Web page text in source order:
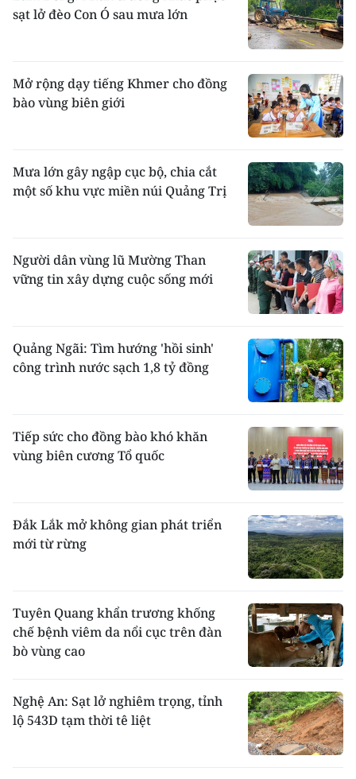
sạt lở đèo Con Ó sau mưa lớn
Mở rộng dạy tiếng Khmer cho đồng
bào vùng biên giới
Mưa lớn gây ngập cục bộ, chia cắt
một số khu vực miền núi Quảng Trị
Người dân vùng lũ Mường Than
vững tin xây dựng cuộc sống mới
Quảng Ngãi: Tìm hướng 'hồi sinh'
công trình nước sạch 1,8 tỷ đồng
Tiếp sức cho đồng bào khó khăn
vùng biên cương Tổ quốc
Đắk Lắk mở không gian phát triển
mới từ rừng
Tuyên Quang khẩn trương khống
chế bệnh viêm da nổi cục trên đàn
bò vùng cao
Nghệ An: Sạt lở nghiêm trọng, tỉnh
lộ 543D tạm thời tê liệt